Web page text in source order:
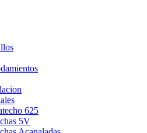
625
5V